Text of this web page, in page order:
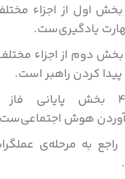
فصل ۲ بخش اول از اجزاء
یادگیری‌ست.
فصل ۳ بخش دوم از اجزاء
کردن راهبر است.
فصل ۴ بخش پایانی
هوش
فصل ۵ راجع به مرحله‌ی